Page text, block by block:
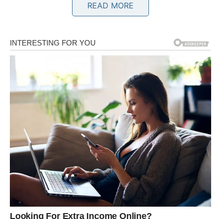
Nestao je trud koji je nekada
postojao
Sjeti se početka vaše veze. Vjerovatno je postojao trud
da te usreći, iznenadi, nasmije ili učini da se osjećaš
posebnom. Kada nekoga volimo, prirodno želimo da
ulažemo u odnos.
Kada ljubav počne da nestaje, nestaje i želja za trudom.
Partner prestaje da organizuje zajedničko vrijeme,
zaboravlja važne datume, ne pokušava da popravi stvari
kada dođe do problema i ponaša se kao da je veza sama
READ MORE